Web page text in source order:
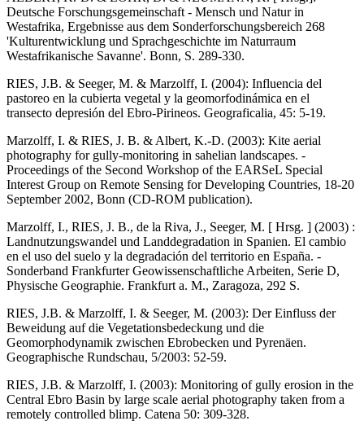
Deutsche Forschungsgemeinschaft - Mensch und Natur in
Westafrika, Ergebnisse aus dem Sonderforschungsbereich 268
'Kulturentwicklung und Sprachgeschichte im Naturraum
Westafrikanische Savanne'. Bonn, S. 289-330.
RIES, J.B. & Seeger, M. & Marzolff, I. (2004): Influencia del
pastoreo en la cubierta vegetal y la geomorfodinámica en el
transecto depresión del Ebro-Pirineos. Geograficalia, 45: 5-19.
Marzolff, I. & RIES, J. B. & Albert, K.-D. (2003): Kite aerial
photography for gully-monitoring in sahelian landscapes. -
Proceedings of the Second Workshop of the EARSeL Special
Interest Group on Remote Sensing for Developing Countries, 18-20
September 2002, Bonn (CD-ROM publication).
Marzolff, I., RIES, J. B., de la Riva, J., Seeger, M. [ Hrsg. ] (2003) :
Landnutzungswandel und Landdegradation in Spanien. El cambio
en el uso del suelo y la degradación del territorio en España. -
Sonderband Frankfurter Geowissenschaftliche Arbeiten, Serie D,
Physische Geographie. Frankfurt a. M., Zaragoza, 292 S.
RIES, J.B. & Marzolff, I. & Seeger, M. (2003): Der Einfluss der
Beweidung auf die Vegetationsbedeckung und die
Geomorphodynamik zwischen Ebrobecken und Pyrenäen.
Geographische Rundschau, 5/2003: 52-59.
RIES, J.B. & Marzolff, I. (2003): Monitoring of gully erosion in the
Central Ebro Basin by large scale aerial photography taken from a
remotely controlled blimp. Catena 50: 309-328.